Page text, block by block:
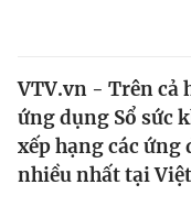
Tin tức
Thế giới đó đây
Câu chuyện quốc tế
Kinh tế
Tài chính
Dữ liệu và đời sống
VTV.vn - Trên cả
ứng dụng Sổ sức
xếp hạng các
nhiều nhất tại